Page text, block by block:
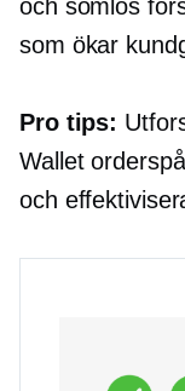
och sömlös
som ökar
Pro tips:
Wallet
och